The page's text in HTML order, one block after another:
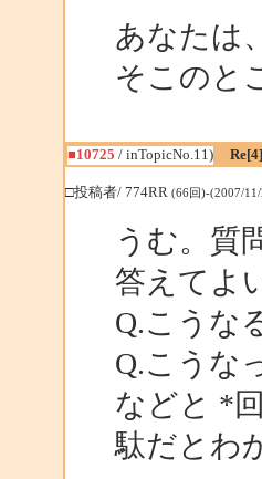
あなたは
そこのと
■10725 / inTopicNo.11)
□投稿者/ 774RR (66回)-(2007/
うむ。質
答えてよ
Q.こうな
Q.こうな
などと *
駄だとわ